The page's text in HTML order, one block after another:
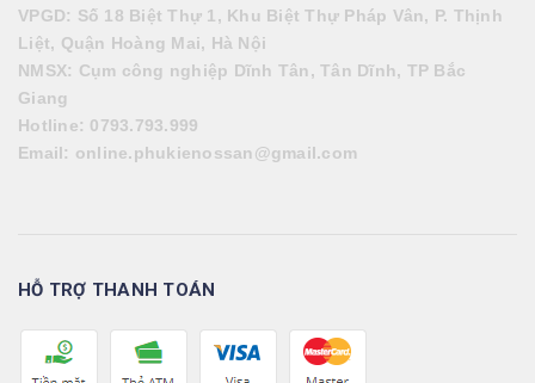
VPGD: Số 18 Biệt Thự 1, Khu Biệt Thự Pháp Vân, P. Thịnh
Liệt, Quận Hoàng Mai, Hà Nội
NMSX: Cụm công nghiệp Dĩnh Tân, Tân Dĩnh, TP Bắc
Giang
Hotline: 0793.793.999
Email: online.phukienossan@gmail.com
HỖ TRỢ THANH TOÁN